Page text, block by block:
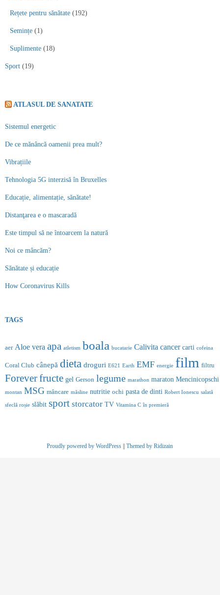
Rețete pentru sănătate (192)
Semințe (1)
Suplimente (18)
Sport (19)
ATLASUL DE SANATATE
Sistemul energetic
De ce mănâncă oamenii prea mult?
Vibrațiile
Tehnologia 5G interzisă în Bruxelles
Educație, alimentație, sănătate!
Distanţarea e o mascaradă
Este timpul să ne întoarcem la natură
Noi ce mâncăm?
Sănătate și educație
How Coronavirus Kills
TAGS
aer Aloe vera apa atletism boala bucatarie Calivita cancer carti cofeina
Coral Club cânepă dieta droguri E621 Earth EMF energie film filtru
Foreverfructe gel Gerson legume marathon maraton Mencinicopschi
montan MSG mâncare măsline nutritie ochi pasta de dinti Robert Ionescu salată
sfeclă roșie slăbit sport storcator TV Vitamina C în premieră
Proudly powered by WordPress ||Themed by Ridizain